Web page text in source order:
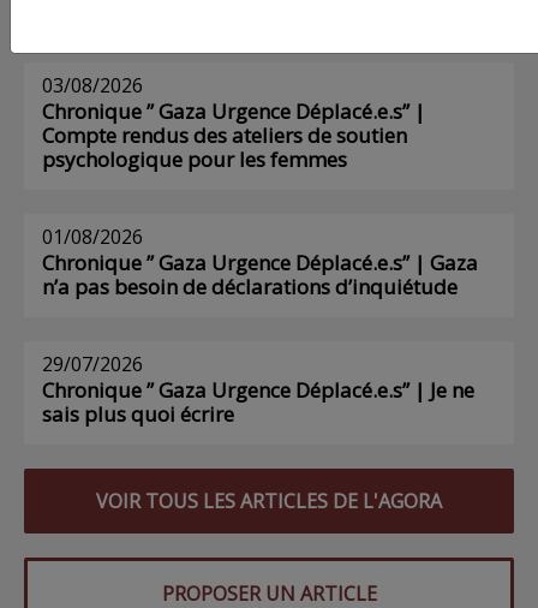
03/08/2026
Chronique ” Gaza Urgence Déplacé.e.s” |
Compte rendus des ateliers de soutien
psychologique pour les femmes
01/08/2026
Chronique ” Gaza Urgence Déplacé.e.s” | Gaza
n’a pas besoin de déclarations d’inquiétude
29/07/2026
Chronique ” Gaza Urgence Déplacé.e.s” | Je ne
sais plus quoi écrire
VOIR TOUS LES ARTICLES DE L'AGORA
PROPOSER UN ARTICLE